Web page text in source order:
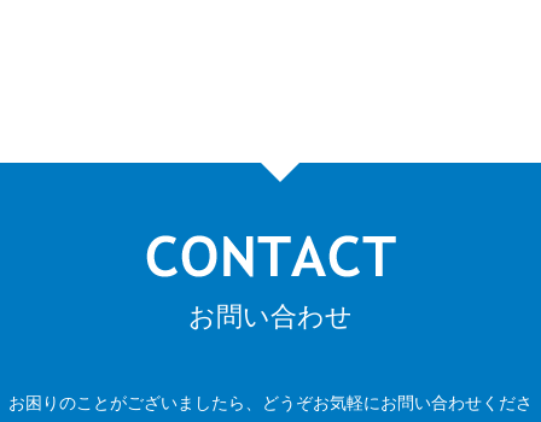
お問い合わせ
お困りのことがございましたら、どうぞお気軽にお問い合わせくださ